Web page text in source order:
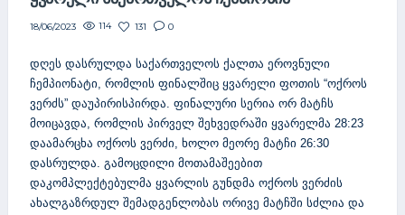
18/06/2023 114 131 0
დღეს დასრულდა საქართველოს ქალთა ეროვნული
ჩემპიონატი, რომლის ფინალშიც ყვარელი ფოთის “ოქროს
ვერძს” დაუპირისპირდა. ფინალური სერია ორ მატჩს
მოიცავდა, რომლის პირველ შეხვედრაში ყვარელმა 28:23
დაამარცხა ოქროს ვერძი, ხოლო მეორე მატჩი 26:30
დასრულდა. გამოცდილი მოთამაშეებით
დაკომპლექტებულმა ყვარლის გუნდმა ოქროს ვერძის
ახალგაზრდულ შემადგენლობას ორივე მატჩში სძლია და